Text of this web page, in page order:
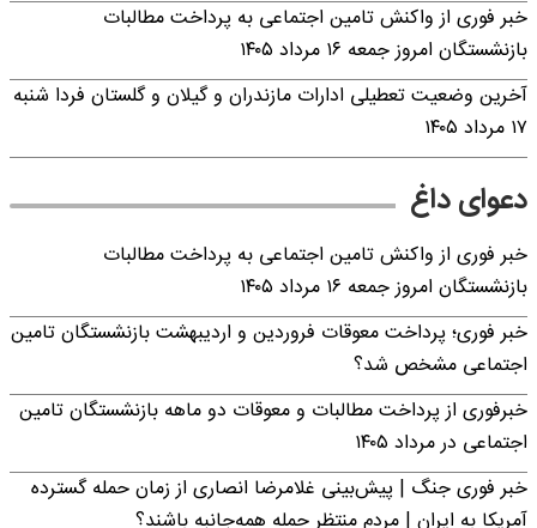
خبر فوری از واکنش تامین اجتماعی به پرداخت مطالبات
بازنشستگان امروز جمعه ۱۶ مرداد ۱۴۰۵
آخرین وضعیت تعطیلی ادارات مازندران و گیلان و گلستان فردا شنبه
۱۷ مرداد ۱۴۰۵
دعوای داغ
خبر فوری از واکنش تامین اجتماعی به پرداخت مطالبات
بازنشستگان امروز جمعه ۱۶ مرداد ۱۴۰۵
خبر فوری؛ پرداخت معوقات فروردین و اردیبهشت بازنشستگان تامین
اجتماعی مشخص شد؟
خبرفوری از پرداخت مطالبات و معوقات دو ماهه بازنشستگان تامین
اجتماعی در مرداد ۱۴۰۵
خبر فوری جنگ | پیش‌بینی غلامرضا انصاری از زمان حمله گسترده
آمریکا به ایران | مردم منتظر حمله همه‌جانبه باشند؟